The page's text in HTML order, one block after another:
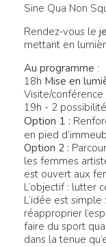
Sine Qua Non
Rendez-vous le
mettant en
Au programme :
18h Mise en
Visite/
19h - 2
Option 1 :
en pied
Option 2 :
les femmes
est ouvert aux
L’objectif : lutter
L’idée est
réapproprier
faire du sport
dans la tenue